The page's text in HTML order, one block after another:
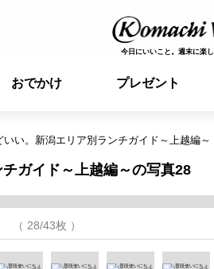
今日にいいこと。週末に楽し
おでかけ プレゼント
い。新潟エリア別ランチガイド～上越編～
ガイド～上越編～の写真28
（ 28/43枚 ）